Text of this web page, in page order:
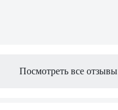
Посмотреть все отзывы